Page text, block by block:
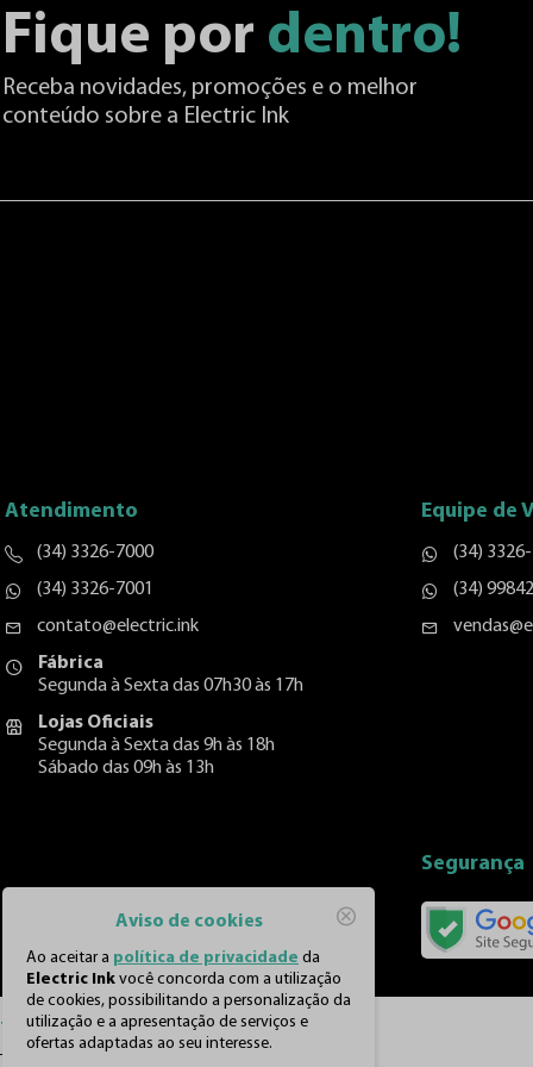
Aviso de cookies
Ao aceitar a política de privacidade da
Electric Ink você concorda com a utilização
de cookies, possibilitando a personalização da
utilização e a apresentação de serviços e
ofertas adaptadas ao seu interesse.
Fique por dentro!
Receba novidades, promoções e o melhor
conteúdo sobre a Electric Ink
Atendimento
(34) 3326-7000
(34) 3326-7001
contato@electric.ink
Fábrica
Segunda à Sexta das 07h30 às 17h
Lojas Oficiais
Segunda à Sexta das 9h às 18h
Sábado das 09h às 13h
Equipe de
(34) 3326-
(34)
Segurança
Tatuagem